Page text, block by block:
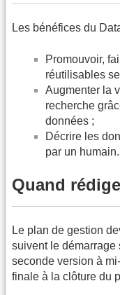
Les bénéfices du
Promouvoir,
réutilisables
Augmenter la
recherche
données ;
Décrire les
par un humain.
Quand
Le plan de gestion
suivent le
seconde version à
finale à la clôture du